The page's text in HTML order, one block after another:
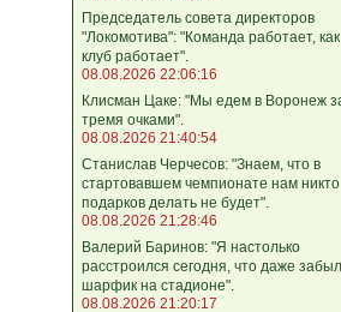
Председатель совета директоров
"Локомотива": "Команда работает, как
клуб работает".
08.08.2026 22:06:16
Клисман Цаке: "Мы едем в Воронеж
тремя очками".
08.08.2026 21:40:54
Станислав Черчесов: "Знаем, что в
стартовавшем чемпионате нам никто
подарков делать не будет".
08.08.2026 21:28:46
Валерий Баринов: "Я настолько
расстроился сегодня, что даже забыл
шарфик на стадионе".
08.08.2026 21:20:17